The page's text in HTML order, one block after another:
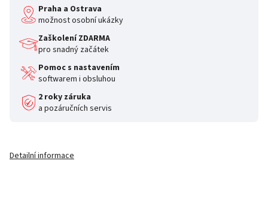
Praha a Ostrava
možnost osobní ukázky
Zaškolení ZDARMA
pro snadný začátek
Pomoc s nastavením
softwarem i obsluhou
2 roky záruka
a pozáručních servis
Detailní informace